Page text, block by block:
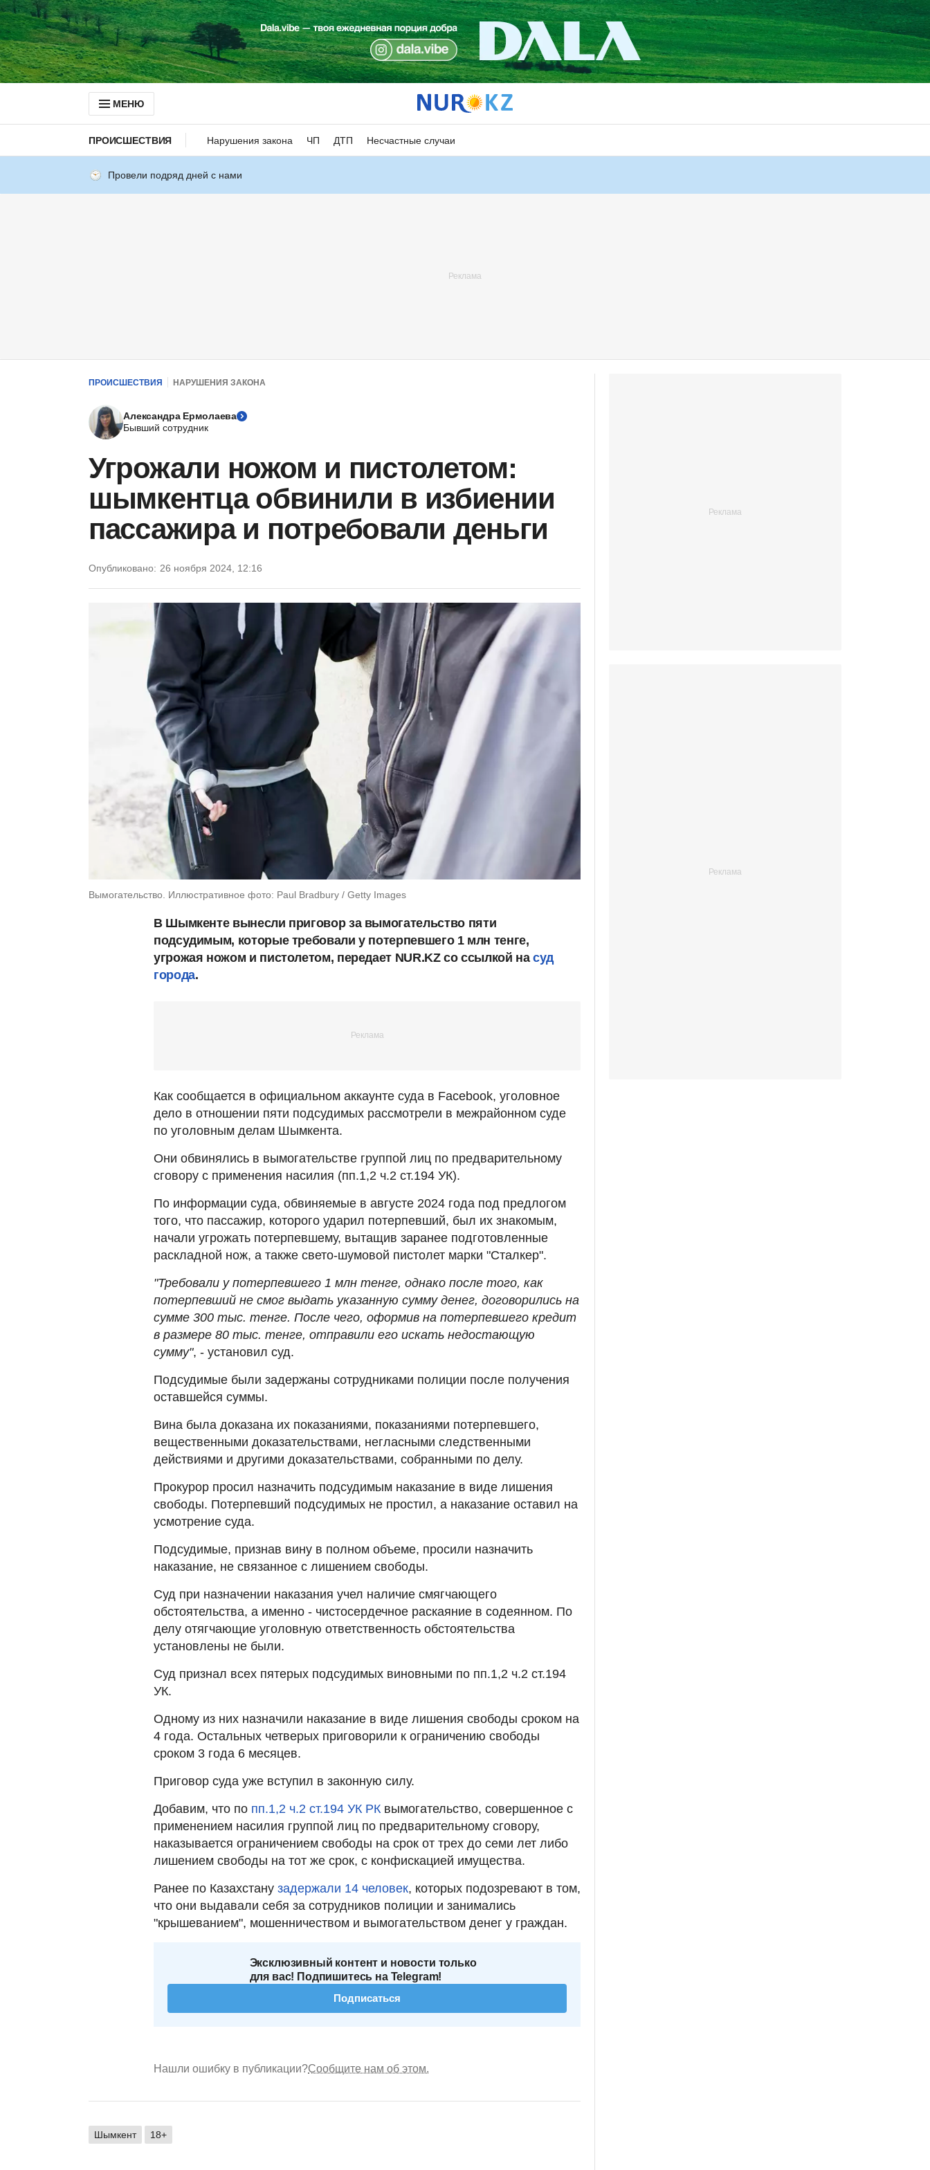
МЕНЮ
ПРОИСШЕСТВИЯ Нарушения закона ЧП ДТП Несчастные случаи
Провели подряд дней с нами
ПРОИСШЕСТВИЯ НАРУШЕНИЯ ЗАКОНА
Александра Ермолаева
Бывший сотрудник
Угрожали ножом и пистолетом:
шымкентца обвинили в избиении
пассажира и потребовали деньги
Опубликовано: 26 ноября 2024, 12:16
Вымогательство. Иллюстративное фото: Paul Bradbury / Getty Images
В Шымкенте вынесли приговор за вымогательство пяти
подсудимым, которые требовали у потерпевшего 1 млн тенге,
угрожая ножом и пистолетом, передает NUR.KZ со ссылкой насуд
города.
Как сообщается в официальном аккаунте суда в Facebook, уголовное
дело в отношении пяти подсудимых рассмотрели в межрайонном суде
по уголовным делам Шымкента.
Они обвинялись в вымогательстве группой лиц по предварительному
сговору с применения насилия (пп.1,2 ч.2 ст.194 УК).
По информации суда, обвиняемые в августе 2024 года под предлогом
того, что пассажир, которого ударил потерпевший, был их знакомым,
начали угрожать потерпевшему, вытащив заранее подготовленные
раскладной нож, а также свето-шумовой пистолет марки "Сталкер".
"Требовали у потерпевшего 1 млн тенге, однако после того, как
потерпевший не смог выдать указанную сумму денег, договорились на
сумме 300 тыс. тенге. После чего, оформив на потерпевшего кредит
в размере 80 тыс. тенге, отправили его искать недостающую
сумму", - установил суд.
Подсудимые были задержаны сотрудниками полиции после получения
оставшейся суммы.
Вина была доказана их показаниями, показаниями потерпевшего,
вещественными доказательствами, негласными следственными
действиями и другими доказательствами, собранными по делу.
Прокурор просил назначить подсудимым наказание в виде лишения
свободы. Потерпевший подсудимых не простил, а наказание оставил на
усмотрение суда.
Подсудимые, признав вину в полном объеме, просили назначить
наказание, не связанное с лишением свободы.
Суд при назначении наказания учел наличие смягчающего
обстоятельства, а именно - чистосердечное раскаяние в содеянном. По
делу отягчающие уголовную ответственность обстоятельства
установлены не были.
Суд признал всех пятерых подсудимых виновными по пп.1,2 ч.2 ст.194
УК.
Одному из них назначили наказание в виде лишения свободы сроком на
4 года. Остальных четверых приговорили к ограничению свободы
сроком 3 года 6 месяцев.
Приговор суда уже вступил в законную силу.
Добавим, что по пп.1,2 ч.2 ст.194 УК РК вымогательство, совершенное с
применением насилия группой лиц по предварительному сговору,
наказывается ограничением свободы на срок от трех до семи лет либо
лишением свободы на тот же срок, с конфискацией имущества.
Ранее по Казахстану задержали 14 человек, которых подозревают в том,
что они выдавали себя за сотрудников полиции и занимались
"крышеванием", мошенничеством и вымогательством денег у граждан.
Эксклюзивный контент и новости только
для вас! Подпишитесь на Telegram!
Подписаться
Нашли ошибку в публикации?Сообщите нам об этом.
Шымкент 18+